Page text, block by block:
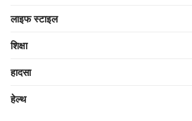
लाइफ स्टाइल
शिक्षा
हादसा
हेल्थ